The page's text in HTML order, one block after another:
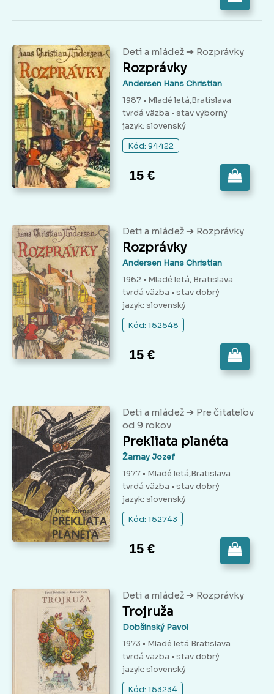
Deti a mládež ➔ Rozprávky
Rozprávky
Andersen Hans Christian
1987 • Mladé letá,Bratislava
tvrdá väzba • stav výborný
jazyk: slovenský
Kód: 94422
15 €
Deti a mládež ➔ Rozprávky
Rozprávky
Andersen Hans Christian
1962 • Mladé letá, Bratislava
tvrdá väzba • stav dobrý
jazyk: slovenský
Kód: 152548
15 €
Deti a mládež ➔ Pre čitateľov
od 9 rokov
Prekliata planéta
Žarnay Jozef
1977 • Mladé letá,Bratislava
tvrdá väzba • stav dobrý
jazyk: slovenský
Kód: 152743
15 €
Deti a mládež ➔ Rozprávky
Trojruža
Dobšinský Pavol
1973 • Mladé letá Bratislava
tvrdá väzba • stav dobrý
jazyk: slovenský
Kód: 153234